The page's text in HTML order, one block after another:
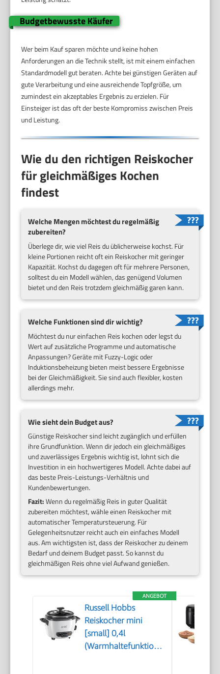
Budgetbewusste Käufer
Wer beim Kauf sparen möchte und keine hohen
Anforderungen an die Technik stellt, ist mit einem einfachen
Standardmodell gut beraten. Achte bei günstigen Geräten auf
gute Verarbeitung und eine ausreichende Topfgröße, um
zumindest ein akzeptables Ergebnis zu erzielen. Für
Einsteiger ist das oft der beste Kompromiss zwischen Preis
und Leistung.
Wie du den richtigen Reiskocher
für gleichmäßiges Kochen
findest
Welche Mengen möchtest du regelmäßig
zubereiten?
Überlege dir, wie viel Reis du üblicherweise kochst. Für
kleine Portionen reicht oft ein Reiskocher mit geringer
Kapazität. Kochst du dagegen oft für mehrere Personen,
solltest du ein Modell wählen, das genügend Volumen
bietet und den Reis trotzdem gleichmäßig garen kann.
Welche Funktionen sind dir wichtig?
Möchtest du nur einfachen Reis kochen oder legst du
Wert auf zusätzliche Programme und automatische
Anpassungen? Geräte mit Fuzzy-Logic oder
Induktionsbeheizung bieten meist bessere Ergebnisse
bei der Gleichmäßigkeit. Sie sind auch flexibler, kosten
allerdings mehr.
Wie sieht dein Budget aus?
Günstige Reiskocher sind leicht zugänglich und erfüllen
ihre Grundfunktion. Wenn dir jedoch ein gleichmäßiges
und zuverlässiges Ergebnis wichtig ist, lohnt sich die
Investition in ein hochwertigeres Modell. Achte dabei auf
das beste Preis-Leistungs-Verhältnis und
Kundenbewertungen.
Fazit:Wenn du regelmäßig Reis in guter Qualität
zubereiten möchtest, wähle einen Reiskocher mit
automatischer Temperatursteuerung. Für
Gelegenheitsnutzer reicht auch ein einfaches Modell
aus. Am wichtigsten ist, dass der Reiskocher zu deinem
Bedarf und deinem Budget passt. So kannst du
gleichmäßigen Reis ohne viel Aufwand genießen.
ANGEBOT
Russell Hobbs
Reiskocher mini
[small] 0,4l
(Warmhaltefunktion,